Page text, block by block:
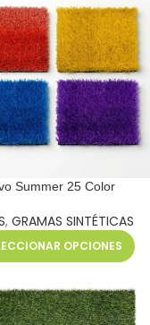
Summer 25 Color
, GRAMAS SINTÉTICAS
OPCIONES